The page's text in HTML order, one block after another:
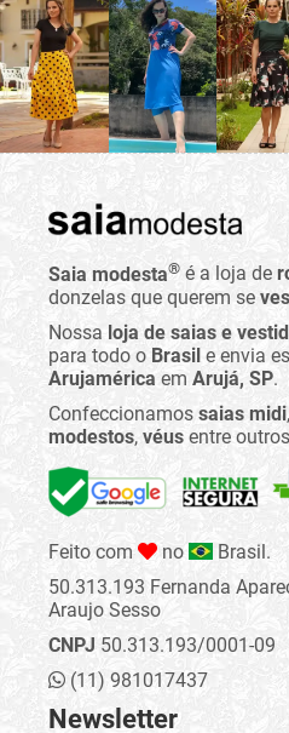
Saia modesta® é a loja de
donzelas que querem se
Nossa loja de saias e
para todo o Brasil e envia
Arujamérica em Arujá, SP.
Confeccionamos saias midi,
modestos, véus entre
Feito com no
Brasil.
50.313.193 Fernanda
Araujo Sesso
CNPJ 50.313.193/0001-09
(11) 981017437
Newsletter